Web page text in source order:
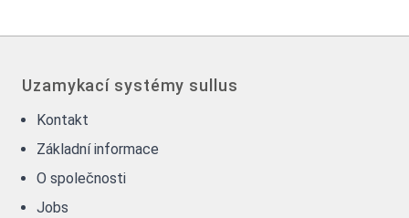
Uzamykací systémy sullus
Kontakt
Základní informace
O společnosti
Jobs